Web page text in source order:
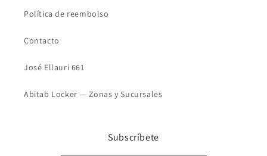
Política de reembolso
Contacto
José Ellauri 661
Abitab Locker — Zonas y Sucursales
Subscríbete